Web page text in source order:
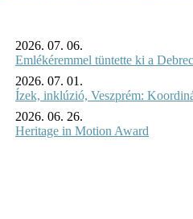
2026. 07. 06.
Emlékéremmel tüntette ki a
2026. 07. 01.
Ízek, inklúzió, Veszprém:
2026. 06. 26.
Heritage in Motion Award